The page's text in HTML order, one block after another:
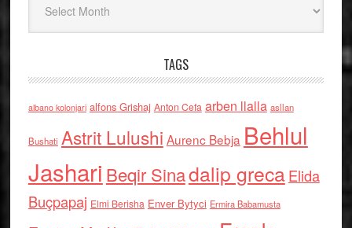
TAGS
albano kolonjari alfons Grishaj Anton Cefa arben llalla asllan
Bushati Astrit Lulushi Aurenc Bebja Behlul
Jashari Beqir Sinadalip grecaElida
Buçpapaj Elmi Berisha Enver Bytyci Ermira Babamusta